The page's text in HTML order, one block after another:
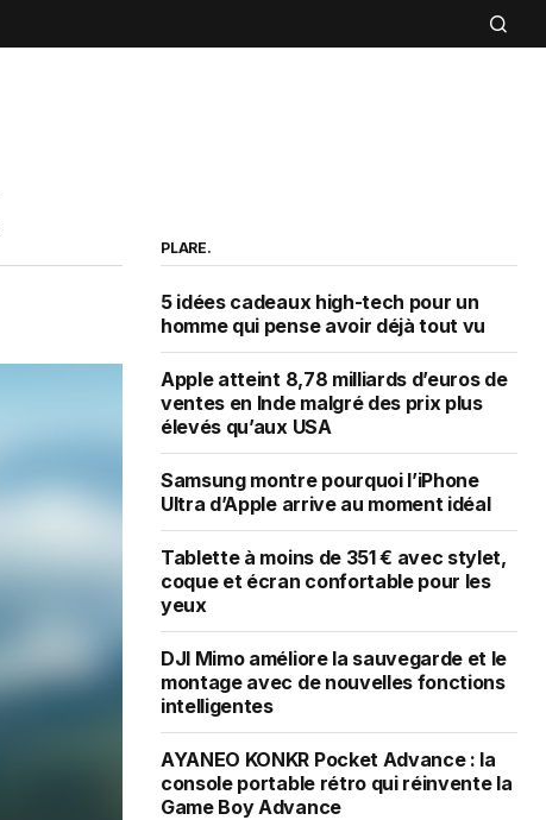
PLARE.
5 idées cadeaux high-tech pour un
homme qui pense avoir déjà tout vu
Apple atteint 8,78 milliards d’euros de
ventes en Inde malgré des prix plus
élevés qu’aux USA
Samsung montre pourquoi l’iPhone
Ultra d’Apple arrive au moment idéal
Tablette à moins de 351 € avec stylet,
coque et écran confortable pour les
yeux
DJI Mimo améliore la sauvegarde et le
montage avec de nouvelles fonctions
intelligentes
AYANEO KONKR Pocket Advance : la
console portable rétro qui réinvente la
Game Boy Advance